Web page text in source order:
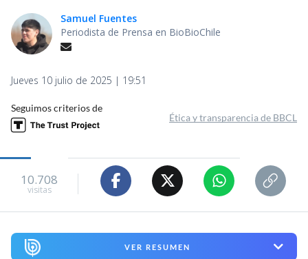
Samuel Fuentes
Periodista de Prensa en BioBioChile
Jueves 10 julio de 2025 | 19:51
Seguimos criterios de
Ética y transparencia de BBCL
10.708
visitas
VER RESUMEN